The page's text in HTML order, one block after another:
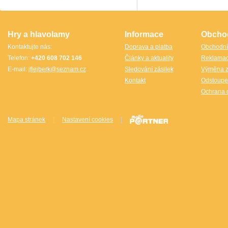
Hry a hlavolamy
Kontaktujte nás:
Telefon: +420 608 702 146
E-mail: jflejberk@seznam.cz
Informace
Doprava a platba
Články a aktuality
Sledování zásilek
Kontakt
Výměna
Ochrana
Mapa stránek Nastavení cookies